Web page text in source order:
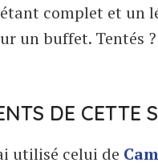
complet et un
un buffet. Tentés ?
DE CETTE
utilisé celui de